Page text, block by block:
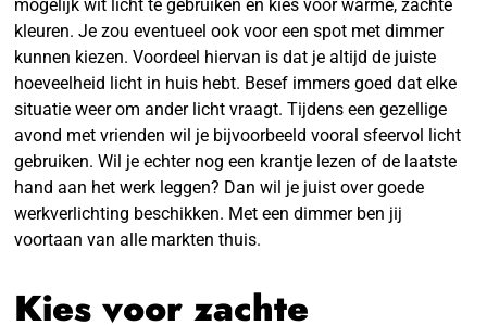
mogelijk wit licht te gebruiken en kies voor warme, zachte
kleuren. Je zou eventueel ook voor een spot met dimmer
kunnen kiezen. Voordeel hiervan is dat je altijd de juiste
hoeveelheid licht in huis hebt. Besef immers goed dat elke
situatie weer om ander licht vraagt. Tijdens een gezellige
avond met vrienden wil je bijvoorbeeld vooral sfeervol licht
gebruiken. Wil je echter nog een krantje lezen of de laatste
hand aan het werk leggen? Dan wil je juist over goede
werkverlichting beschikken. Met een dimmer ben jij
voortaan van alle markten thuis.
Kies voor zachte